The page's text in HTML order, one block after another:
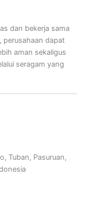
dan bekerja sama
perusahaan dapat
aman sekaligus
seragam yang
Tuban, Pasuruan,